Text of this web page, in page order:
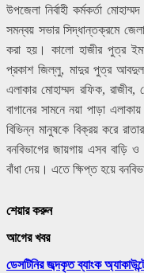
উপজেলা নির্বাহী কর্মকর্তা
সমন্বয় সভার সিদ্ধান্তক্রমে
করা হয়। কালো হাজীর পুত্র
প্রকাশ জিল্লু, মাদুর পুত্র
এলাকার মোহাম্মদ রফিক,
বাগানের সামনে নয়া পাড়া
বিভিন্ন মানুষকে বিক্রয় করে
বনবিভাগের জায়গায় এসব বাড়ি
বাঁধা দেয়। এতে ক্ষিপ্ত হয়ে
শেয়ার করুন
আগের খবর
ডেসটিনির জব্দকৃত ব্যাংক